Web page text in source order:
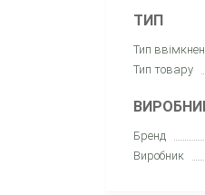
ТИП
Тип
Тип товару
Бренд
Виробник